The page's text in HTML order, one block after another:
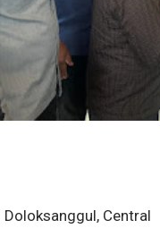
Doloksanggul, Central